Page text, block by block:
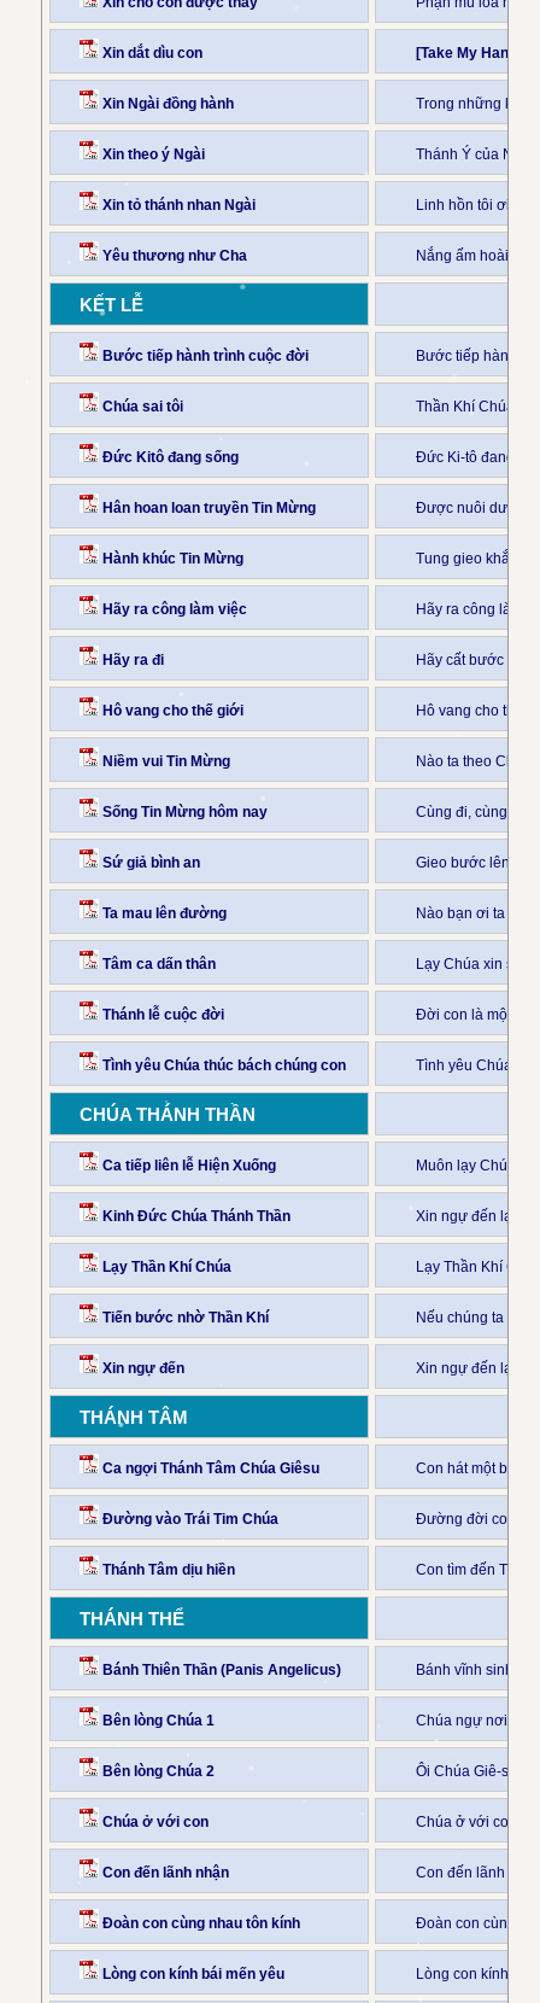
Xin dắt dìu con [Take My Hand,
Xin Ngài đồng hành Trong những khó
Xin theo ý Ngài Thánh Ý của
Xin tỏ thánh nhan Ngài Linh hồn tôi ơi
Yêu thương như Cha Nắng ấm hoài
KẾT LỄ
Bước tiếp hành trình cuộc đời Bước tiếp hành
Chúa sai tôi Thần Khí Chúa
Đức Kitô đang sống Đức Ki-tô đang
Hân hoan loan truyền Tin Mừng Được nuôi dưỡng
Hành khúc Tin Mừng Tung gieo khắp
Hãy ra công làm việc Hãy ra công làm
Hãy ra đi Hãy cất bước ra
Hô vang cho thế giới Hô vang cho thế
Niềm vui Tin Mừng Nào ta theo Chúa
Sống Tin Mừng hôm nay Cùng đi, cùng đi
Sứ giả bình an Gieo bước lên
Ta mau lên đường Nào bạn ơi ta
Tâm ca dấn thân Lạy Chúa xin sai
Thánh lễ cuộc đời Đời con là một
Tình yêu Chúa thúc bách chúng con Tình yêu Chúa
CHÚA THÁNH THẦN
Ca tiếp liên lễ Hiện Xuống Muôn lạy Chúa
Kinh Đức Chúa Thánh Thần Xin ngự đến lạy
Lạy Thần Khí Chúa Lạy Thần Khí
Tiến bước nhờ Thần Khí Nếu chúng ta đã
Xin ngự đến Xin ngự đến lạy
THÁNH TÂM
Ca ngợi Thánh Tâm Chúa Giêsu Con hát một bài
Đường vào Trái Tim Chúa Đường đời con
Thánh Tâm dịu hiền Con tìm đến
THÁNH THỂ
Bánh Thiên Thần (Panis Angelicus) Bánh vĩnh sinh
Bên lòng Chúa 1 Chúa ngự nơi
Bên lòng Chúa 2 Ôi Chúa Giê-su
Chúa ở với con Chúa ở với con
Con đến lãnh nhận Con đến lãnh
Đoàn con cùng nhau tôn kính Đoàn con cùng
Lòng con kính bái mến yêu Lòng con kính